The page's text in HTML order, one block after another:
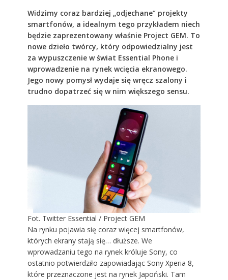
Widzimy coraz bardziej „odjechane” projekty
smartfonów, a idealnym tego przykładem niech
będzie zaprezentowany właśnie Project GEM. To
nowe dzieło twórcy, który odpowiedzialny jest
za wypuszczenie w świat Essential Phone i
wprowadzenie na rynek wcięcia ekranowego.
Jego nowy pomysł wydaje się wręcz szalony i
trudno dopatrzeć się w nim większego sensu.
Fot. Twitter Essential / Project GEM
Na rynku pojawia się coraz więcej smartfonów,
których ekrany stają się… dłuższe. We
wprowadzaniu tego na rynek króluje Sony, co
ostatnio potwierdziło zapowiadając Sony Xperia 8,
które przeznaczone jest na rynek Japoński. Tam